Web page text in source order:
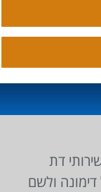
דת
ולשם